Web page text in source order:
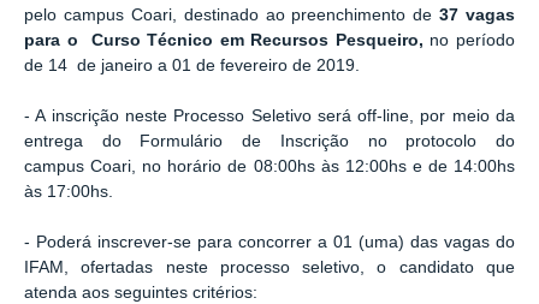
pelo campus Coari, destinado ao preenchimento de37 vagas
para o
Curso Técnico em Recursos Pesqueiro, no período
de 14 de janeiro a 01 de fevereiro de 2019.
- A inscrição neste Processo Seletivo será off-line, por meio da
entrega do Formulário de Inscrição no protocolo do
campus Coari, no horário de 08:00hs às 12:00hs e de 14:00hs
às 17:00hs.
- Poderá inscrever-se para concorrer a 01 (uma) das vagas do
IFAM, ofertadas neste processo seletivo, o candidato que
atenda aos seguintes critérios: